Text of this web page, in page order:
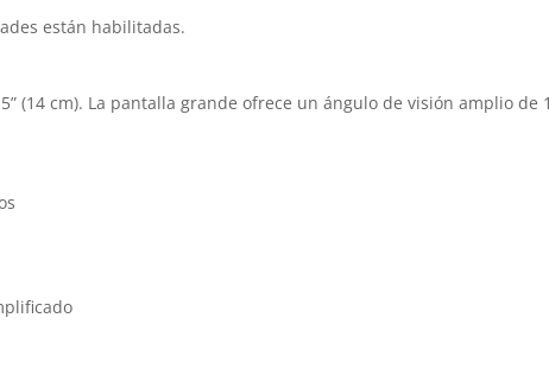
están habilitadas.
(14 cm). La pantalla grande ofrece un ángulo de visión amplio de